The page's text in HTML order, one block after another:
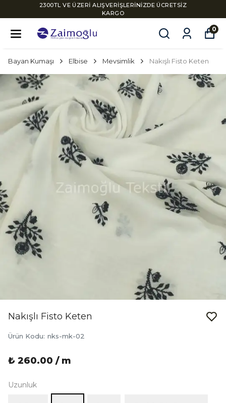
2300TL VE ÜZERİ ALIŞVERİŞLERİNİZDE ÜCRETSİZ
KARGO
0
Bayan Kumaşı Elbise Mevsimlik Nakışlı Fisto Keten
Nakışlı Fisto Keten
Ürün Kodu: nks-mk-02
₺ 260.00 / m
Uzunluk